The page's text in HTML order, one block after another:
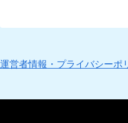
運営者情報・プライバシーポ